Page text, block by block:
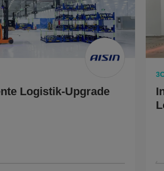
KR ES EN
Logistik-Upgrade